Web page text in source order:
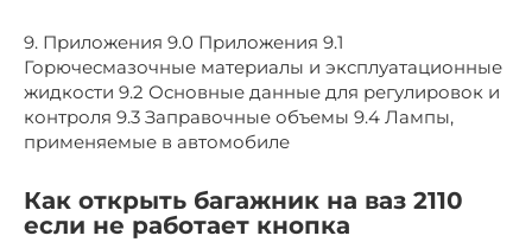
9. Приложения 9.0 Приложения 9.1
Горючесмазочные материалы и эксплуатационные
жидкости 9.2 Основные данные для регулировок и
контроля 9.3 Заправочные объемы 9.4 Лампы,
применяемые в автомобиле
Как открыть багажник на ваз 2110
если не работает кнопка